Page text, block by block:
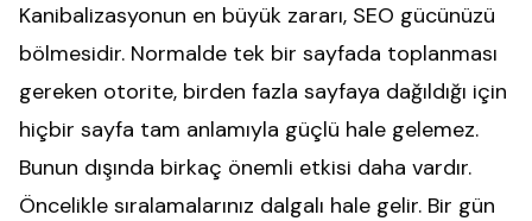
Kanibalizasyonun en büyük zararı, SEO gücünüzü
bölmesidir. Normalde tek bir sayfada toplanması
gereken otorite, birden fazla sayfaya dağıldığı için
hiçbir sayfa tam anlamıyla güçlü hale gelemez.
Bunun dışında birkaç önemli etkisi daha vardır.
Öncelikle sıralamalarınız dalgalı hale gelir. Bir gün